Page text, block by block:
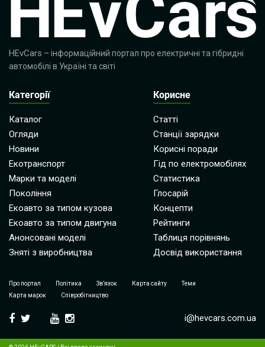
HEvCars – інформаційний портал про електричні та гібридні
автомобілі в Україні та світі
Категорії
Каталог
Огляди
Новини
Екотранспорт
Марки та моделі
Покоління
Екоавто за типом кузова
Екоавто за типом двигуна
Анонсовані моделі
Зняті з виробництва
Корисне
Статті
Станції зарядки
Корисні поради
Гід по електромобілях
Статистика
Глосарій
Концепти
Рейтинги
Таблиця порівнянь
Досвід використання
Про портал Політика Зв’язок Карта сайту
Теми
Карта марок
Співробітництво
i@hevcars.com.ua